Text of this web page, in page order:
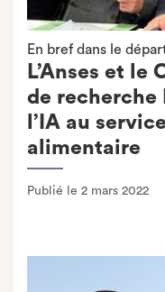
En bref dans le
L’Anses et le
de
l’IA au
alimentaire
Publié le 2 mars 2022